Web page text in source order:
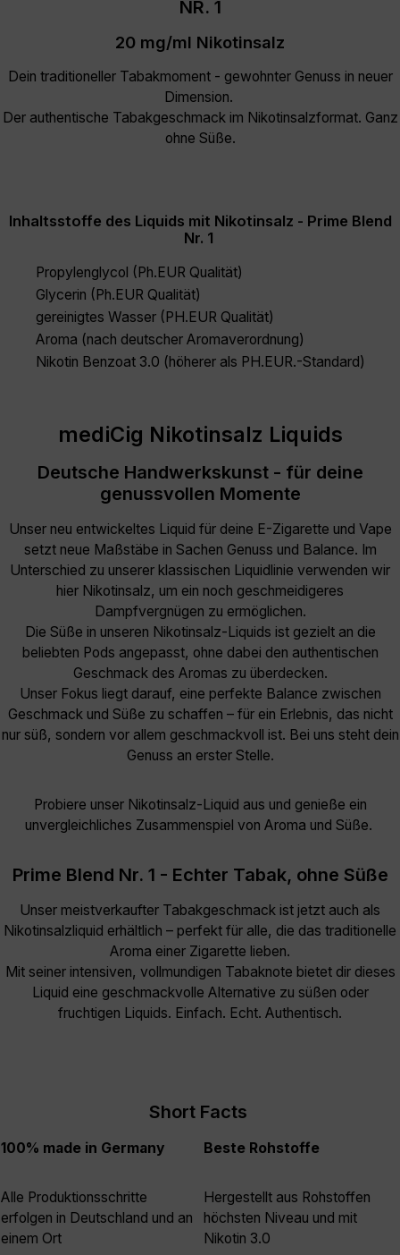
NR. 1
20 mg/ml Nikotinsalz
Dein traditioneller Tabakmoment - gewohnter Genuss in neuer
Dimension.
Der authentische Tabakgeschmack im Nikotinsalzformat. Ganz
ohne Süße.
Inhaltsstoffe des Liquids mit Nikotinsalz - Prime Blend
Nr. 1
Propylenglycol (Ph.EUR Qualität)
Glycerin (Ph.EUR Qualität)
gereinigtes Wasser (PH.EUR Qualität)
Aroma (nach deutscher Aromaverordnung)
Nikotin Benzoat 3.0 (höherer als PH.EUR.-Standard)
mediCig Nikotinsalz Liquids
Deutsche Handwerkskunst - für deine
genussvollen Momente
Unser neu entwickeltes Liquid für deine E-Zigarette und Vape
setzt neue Maßstäbe in Sachen Genuss und Balance. Im
Unterschied zu unserer klassischen Liquidlinie verwenden wir
hier Nikotinsalz, um ein noch geschmeidigeres
Dampfvergnügen zu ermöglichen.
Die Süße in unseren Nikotinsalz-Liquids ist gezielt an die
beliebten Pods angepasst, ohne dabei den authentischen
Geschmack des Aromas zu überdecken.
Unser Fokus liegt darauf, eine perfekte Balance zwischen
Geschmack und Süße zu schaffen – für ein Erlebnis, das nicht
nur süß, sondern vor allem geschmackvoll ist. Bei uns steht dein
Genuss an erster Stelle.
Probiere unser Nikotinsalz-Liquid aus und genieße ein
unvergleichliches Zusammenspiel von Aroma und Süße.
Prime Blend Nr. 1 - Echter Tabak, ohne Süße
Unser meistverkaufter Tabakgeschmack ist jetzt auch als
Nikotinsalzliquid erhältlich – perfekt für alle, die das traditionelle
Aroma einer Zigarette lieben.
Mit seiner intensiven, vollmundigen Tabaknote bietet dir dieses
Liquid eine geschmackvolle Alternative zu süßen oder
fruchtigen Liquids. Einfach. Echt. Authentisch.
Short Facts
100% made in Germany
Alle Produktionsschritte
erfolgen in Deutschland und an
einem Ort
Beste Rohstoffe
Hergestellt aus Rohstoffen
höchsten Niveau und mit
Nikotin 3.0